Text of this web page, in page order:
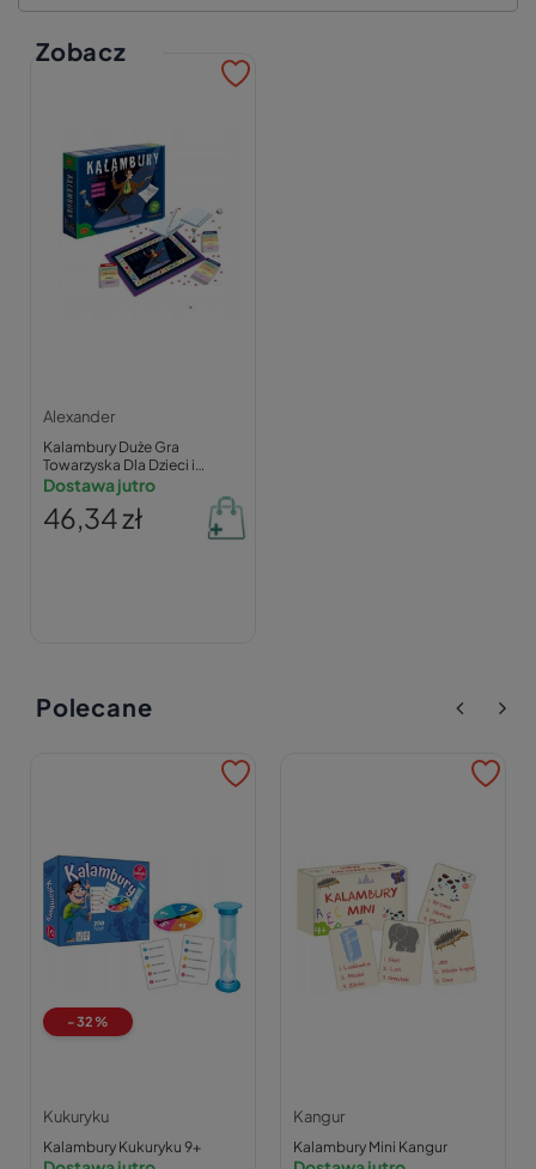
Zobacz
Alexander
Kalambury Duże Gra
Towarzyska Dla Dzieci i
Dorosłych 7+ Alexander 0597
Dostawa jutro
46,34 zł
Polecane
-32%
Kukuryku
Kalambury Kukuryku 9+
Kangur
Kalambury Mini Kangur